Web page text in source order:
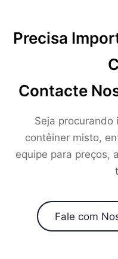
Precisa
Contacte
Seja procurando
contêiner misto,
equipe para preços,
Fale com